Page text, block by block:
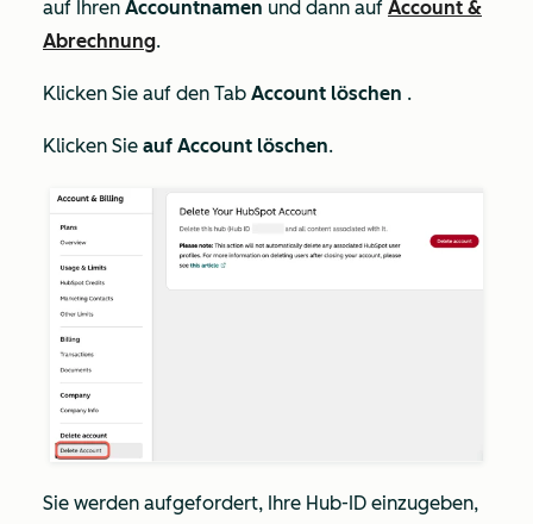
auf Ihren Accountnamen und dann auf Account &
Abrechnung.
Klicken Sie auf den Tab Account löschen .
Klicken Sie auf Account löschen.
Sie werden aufgefordert, Ihre Hub-ID einzugeben,